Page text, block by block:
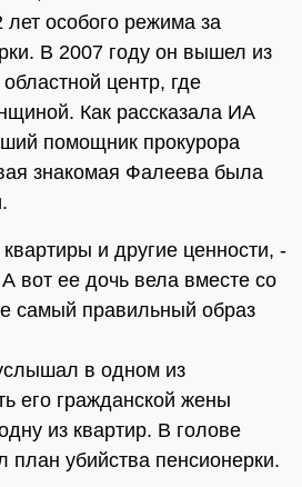
особого режима за
В 2007 году он вышел из
центр, где
Как рассказала ИА
помощник прокурора
знакомая Фалеева была
и другие ценности, -
вот ее дочь вела вместе со
самый правильный образ
в одном из
его гражданской жены
из квартир. В голове
план убийства пенсионерки.